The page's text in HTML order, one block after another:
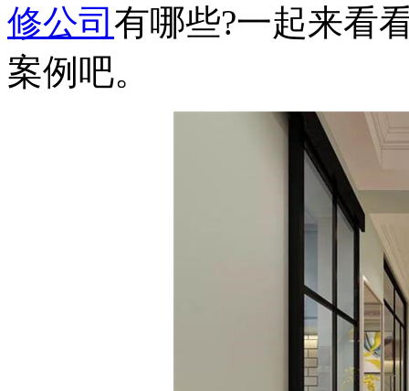
修公司 有哪些?一起来看
案例吧。